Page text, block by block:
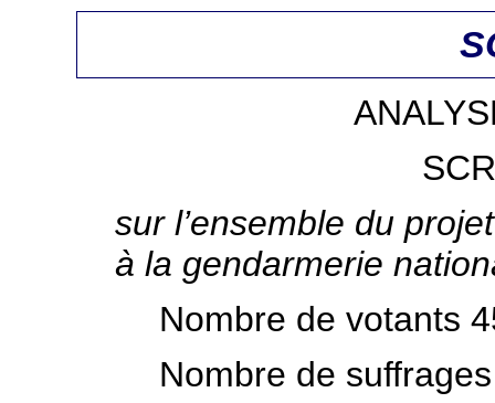
sur l’ensemble du
à la gendarmerie
Nombre de votants
Nombre de